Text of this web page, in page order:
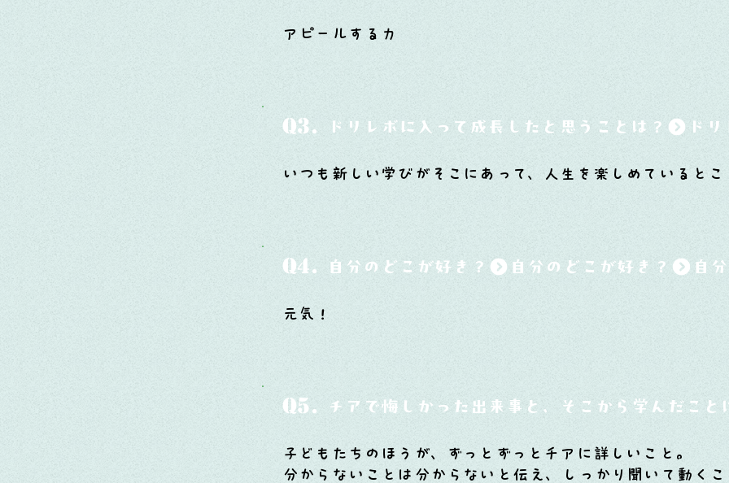
アピールする力
Q3. ドリレボに入って成長したと思うことは？
いつも新しい学びがそこにあって、人生を楽しめているとこ
Q4. 自分のどこが好き？
元気！
Q5. チアで悔しかった出来事と、そこから学んだこと
子どもたちのほうが、ずっとずっとチアに詳しいこと。
分からないことは分からないと伝え、しっかり聞いて動く